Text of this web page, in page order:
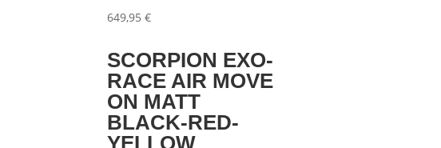
649,95€
SCORPION EXO-
RACE AIR MOVE
ON MATT
BLACK-RED-
YELLOW